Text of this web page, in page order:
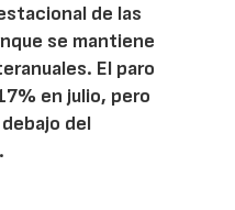
de las
se mantiene
El paro
en julio, pero
del